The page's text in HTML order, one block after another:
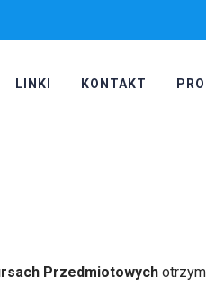
LINKI KONTAKT
Przedmiotowych